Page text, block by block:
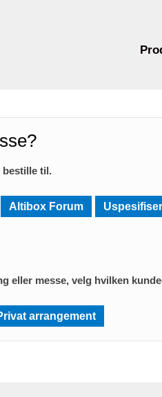
bestille til.
Altibox Forum
eller messe, velg hvilken
arrangement